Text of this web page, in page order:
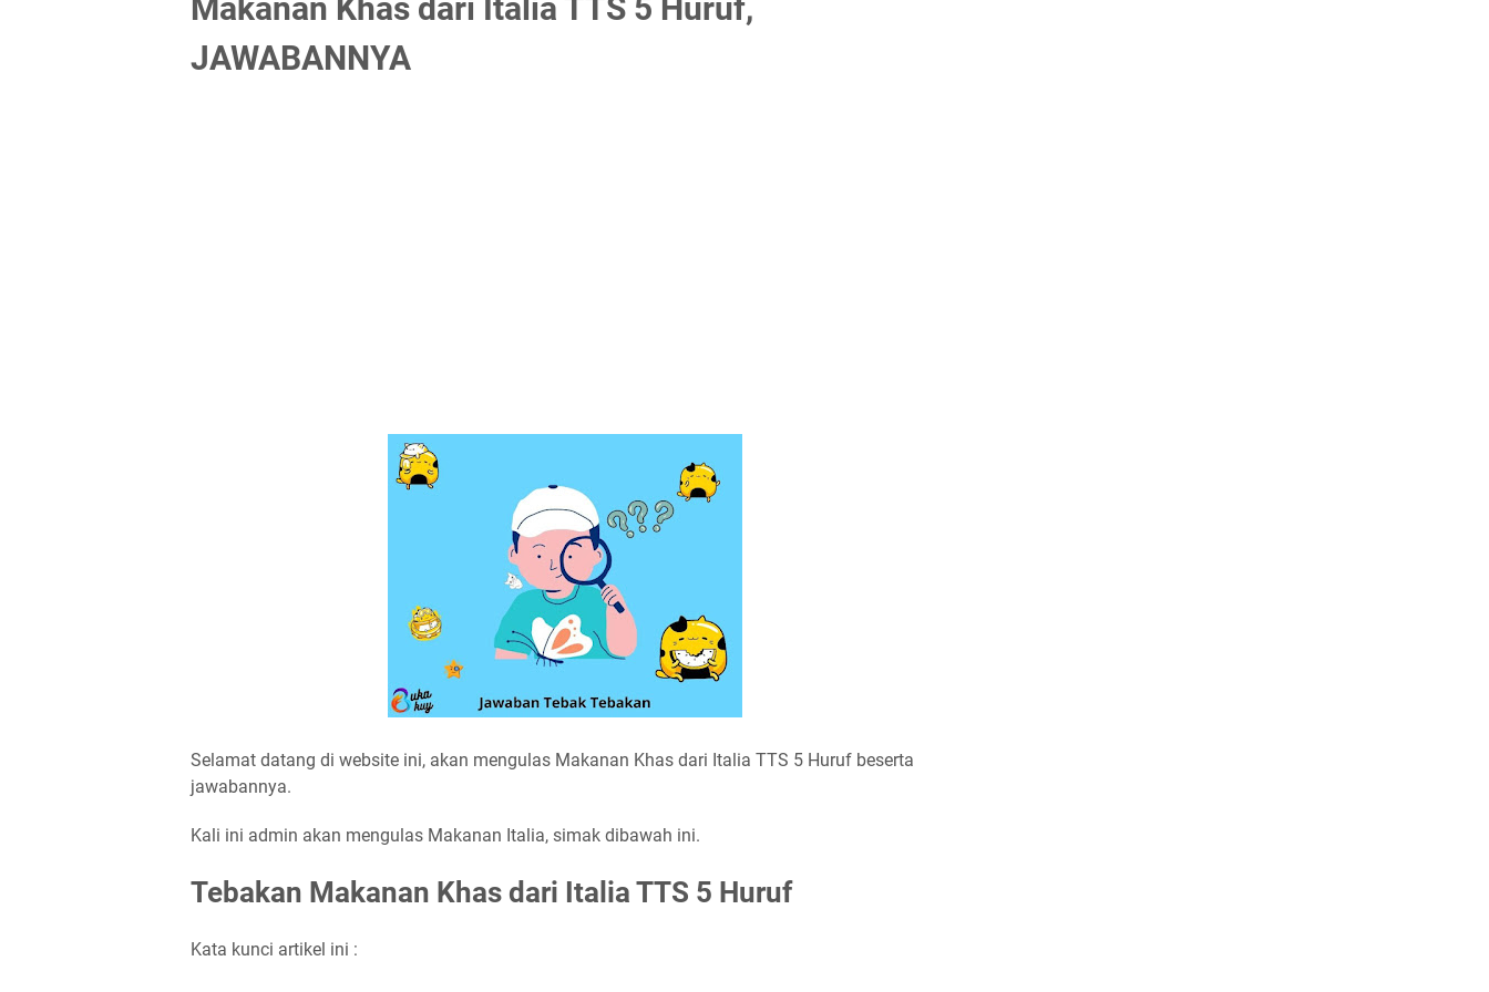
Makanan Khas dari Italia TTS 5 Huruf,
JAWABANNYA
Selamat datang di website ini, akan mengulas Makanan Khas dari Italia TTS 5 Huruf beserta
jawabannya.
Kali ini admin akan mengulas Makanan Italia, simak dibawah ini.
Tebakan Makanan Khas dari Italia TTS 5 Huruf
Kata kunci artikel ini :